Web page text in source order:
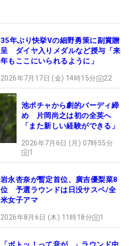
35年ぶり快挙Vの細野勇策に副賞贈
呈 ダイヤ入りメダルなど授与「来
年もここにいられるように」
2026年7月17日 (金) 14時15分 22
池ポチャから劇的バーディ締
め 片岡尚之は初の全英へ
「また新しい経験ができる」
2026年7月6日 (月) 07時55分
1
岩永杏奈が暫定首位、廣吉優梨菜8
位 予選ラウンドは日没サスペ/全
米女子アマ
2026年8月6日 (木) 11時18分 1